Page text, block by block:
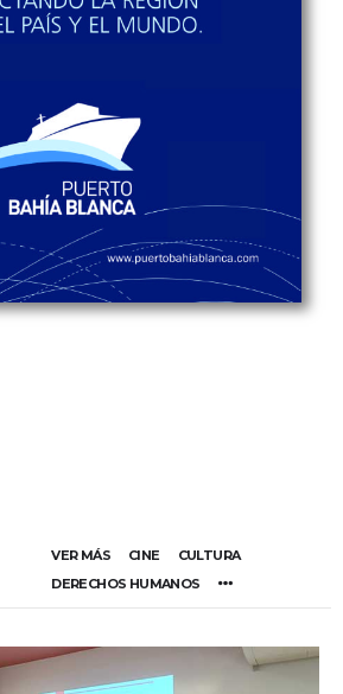
VER MÁS CINE
CULTURA
DERECHOS HUMANOS